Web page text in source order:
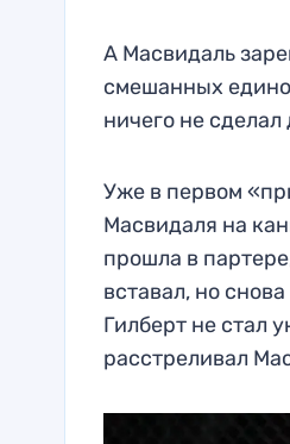
А Масвидаль
смешанных
ничего не
Уже в первом
Масвидаля на
прошла в
вставал, но
Гилберт не стал
расстреливал